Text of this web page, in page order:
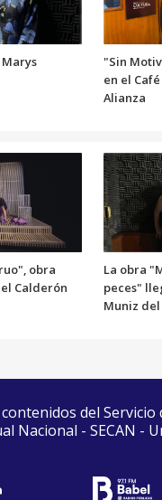
"Sin
en el
Alianza
obra
Calderón
La obra
peces"
Muniz del
del Servicio
Nacional - SECAN -